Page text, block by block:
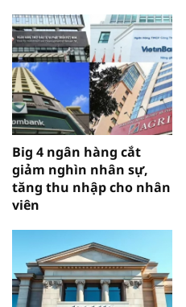
Big 4 ngân hàng cắt
giảm nghìn nhân sự,
tăng thu nhập cho nhân
viên